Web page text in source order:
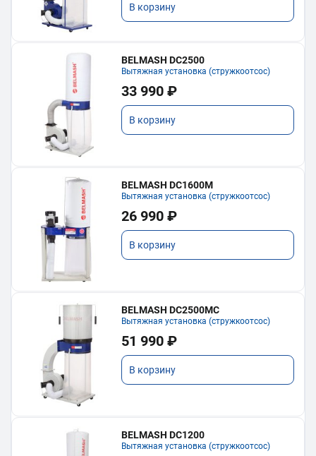
В корзину
BELMASH DC2500
Вытяжная установка (стружкоотсос)
33 990 ₽
В корзину
BELMASH DC1600M
Вытяжная установка (стружкоотсос)
26 990 ₽
В корзину
BELMASH DC2500MC
Вытяжная установка (стружкоотсос)
51 990 ₽
В корзину
BELMASH DC1200
Вытяжная установка (стружкоотсос)